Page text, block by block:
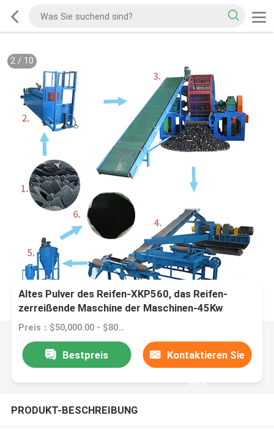
2/ 10
Altes Pulver des Reifen-XKP560, das Reifen-
zerreißende Maschine der Maschinen-45Kw
herstellt
Preis：$50,000.00 - $80,000.00/sets
Bestpreis Kontaktieren Sie
uns
PRODUKT-BESCHREIBUNG